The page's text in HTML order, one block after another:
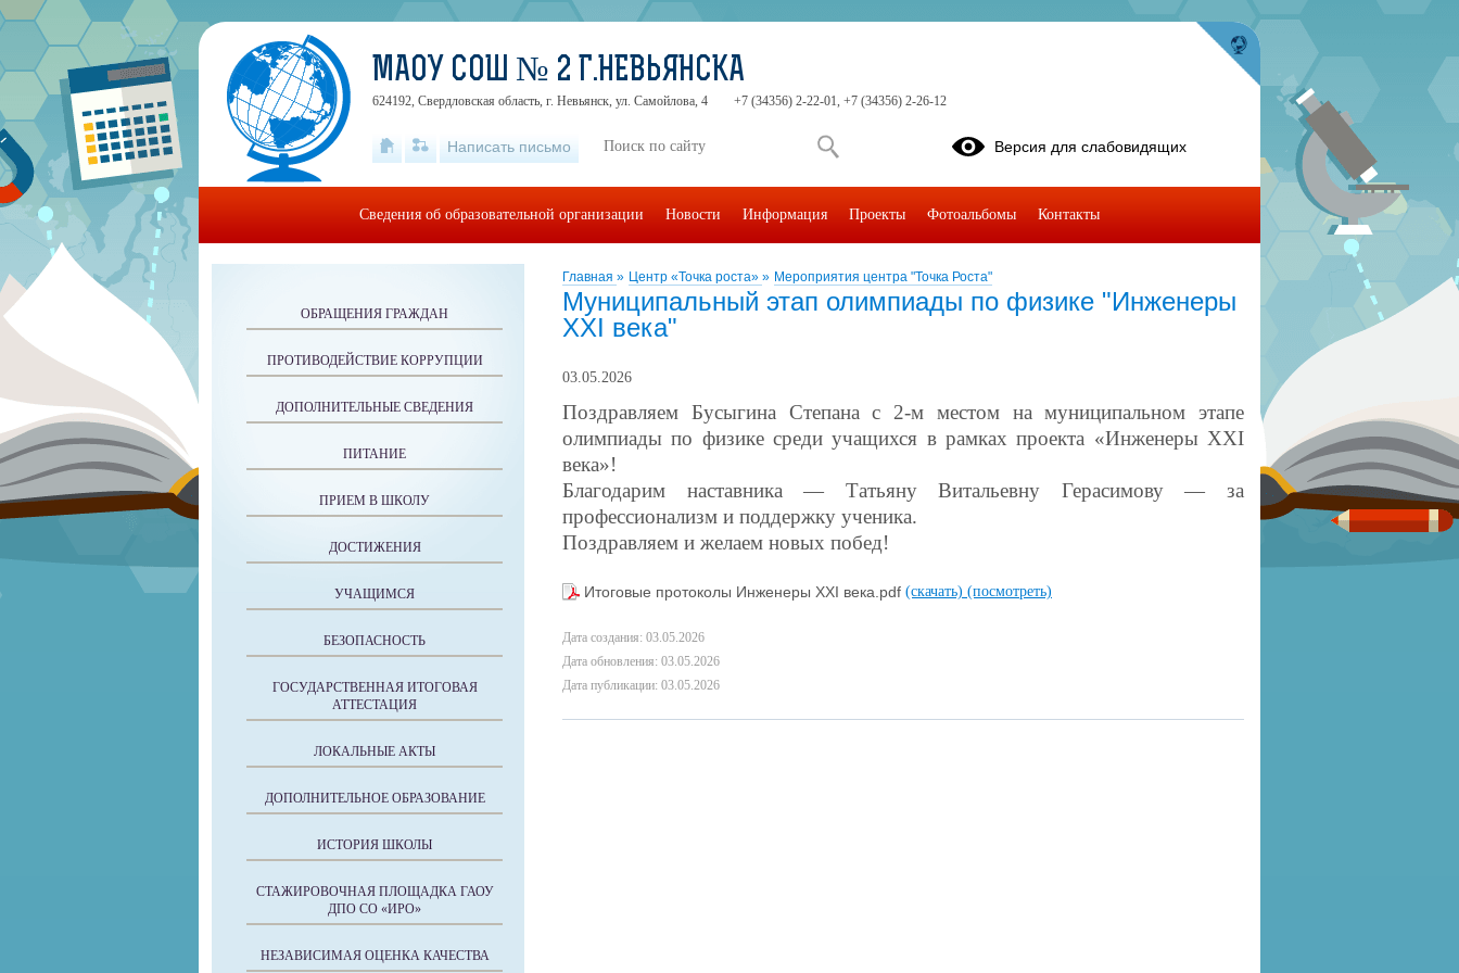
Главная » Центр «Точка роста» » Мероприятия центра "Точка Роста"
Муниципальный этап олимпиады по физике "Инженеры
XXI века"
03.05.2026
Поздравляем Бусыгина Степана с 2‑м местом на муниципальном этапе
олимпиады по физике среди учащихся в рамках проекта «Инженеры XXI
века»!
Благодарим наставника — Татьяну Витальевну Герасимову — за
профессионализм и поддержку ученика.
Поздравляем и желаем новых побед!
Итоговые протоколы Инженеры XXI века.pdf (скачать) (посмотреть)
Дата создания: 03.05.2026
Дата обновления: 03.05.2026
Дата публикации: 03.05.2026
ОБРАЩЕНИЯ ГРАЖДАН
ПРОТИВОДЕЙСТВИЕ КОРРУПЦИИ
ДОПОЛНИТЕЛЬНЫЕ СВЕДЕНИЯ
ПИТАНИЕ
ПРИЕМ В ШКОЛУ
ДОСТИЖЕНИЯ
УЧАЩИМСЯ
БЕЗОПАСНОСТЬ
ГОСУДАРСТВЕННАЯ ИТОГОВАЯ
АТТЕСТАЦИЯ
ЛОКАЛЬНЫЕ АКТЫ
ДОПОЛНИТЕЛЬНОЕ ОБРАЗОВАНИЕ
ИСТОРИЯ ШКОЛЫ
СТАЖИРОВОЧНАЯ ПЛОЩАДКА ГАОУ
ДПО СО «ИРО»
НЕЗАВИСИМАЯ ОЦЕНКА КАЧЕСТВА
МАОУ СОШ № 2 Г.НЕВЬЯНСКА
624192, Свердловская область, г. Невьянск, ул. Самойлова, 4 +7 (34356) 2-22-01, +7 (34356) 2-26-12
Написать письмо Версия для слабовидящих
Сведения об образовательной организации Новости Информация Проекты Фотоальбомы Контакты